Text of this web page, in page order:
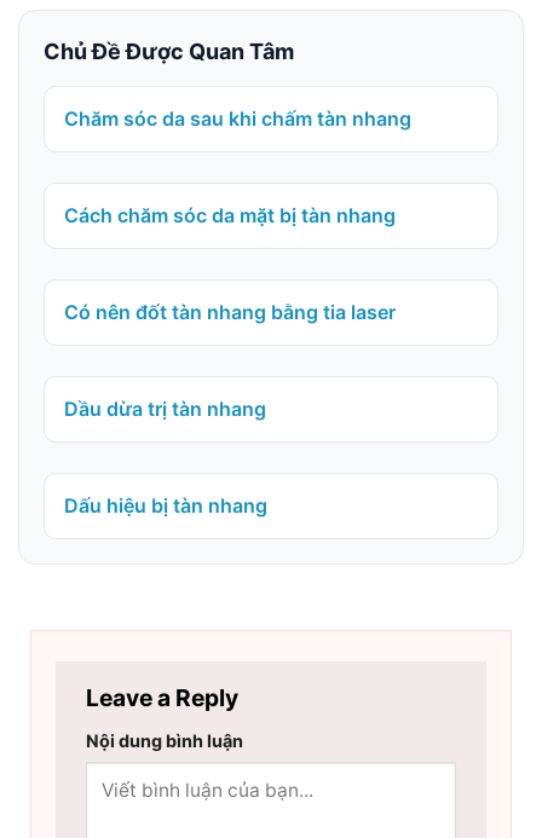
Chủ Đề Được Quan Tâm
Chăm sóc da sau khi chấm tàn nhang
Cách chăm sóc da mặt bị tàn nhang
Có nên đốt tàn nhang bằng tia laser
Dầu dừa trị tàn nhang
Dấu hiệu bị tàn nhang
Leave a Reply
Nội dung bình luận